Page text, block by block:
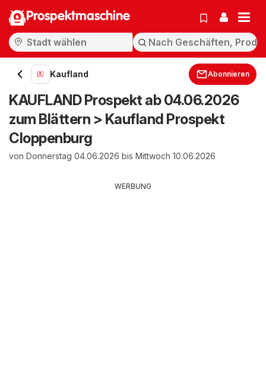
Prospektmaschine
Kaufland Abonnieren
KAUFLAND Prospekt ab 04.06.2026
zum Blättern > Kaufland Prospekt
Cloppenburg
von Donnerstag 04.06.2026 bis Mittwoch 10.06.2026
WERBUNG